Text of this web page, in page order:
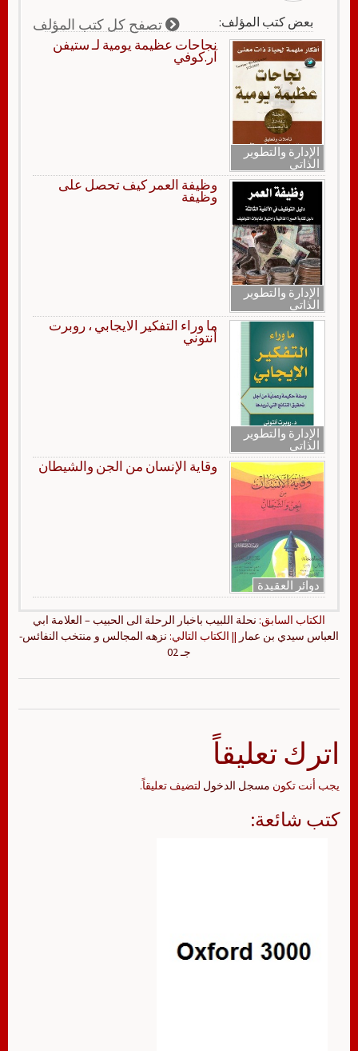
بعض كتب المؤلف: تصفح كل كتب المؤلف
الإدارة والتطوير
الذاتي
نجاحات عظيمة يومية لـ ستيفن
آر.كوفي
الإدارة والتطوير
الذاتي
وظيفة العمر كيف تحصل على
وظيفة
الإدارة والتطوير
الذاتي
ما وراء التفكير الايجابي ، روبرت
أنتوني
دوائر العقيدة
وقاية الإنسان من الجن والشيطان
الكتاب السابق: نحلة اللبيب باخبار الرحلة الى الحبيب – العلامة ابي
العباس سيدي بن عمار || الكتاب التالي: نزهه المجالس و منتخب النفائس-
جـ 02
اترك تعليقاً
يجب أنت تكون مسجل الدخول لتضيف تعليقاً.
كتب شائعة: